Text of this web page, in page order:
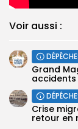
Voir aussi :
Grand
accidents
Crise
retour en